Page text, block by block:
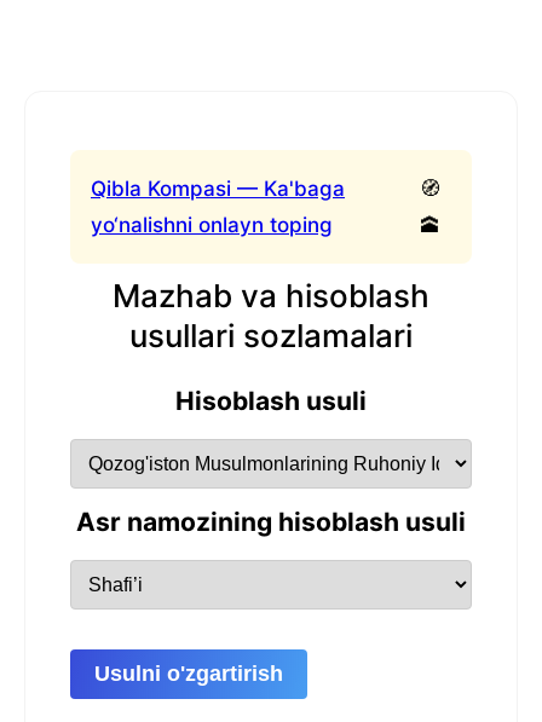
Qibla Kompasi — Ka'baga
yo‘nalishni onlayn toping
🧭
🕋
Mazhab va hisoblash
usullari sozlamalari
Hisoblash usuli
Asr namozining hisoblash usuli
Usulni o'zgartirish